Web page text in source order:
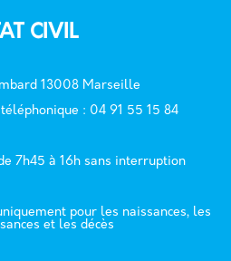
CIVIL
13008 Marseille
: 04 91 55 15 84
7h45 à 16h sans interruption
pour les naissances, les
et les décès